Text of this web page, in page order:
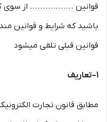
قوانین ................. از سوی
باشید که شرایط و قوانین
قوانین قبلی تلقی میشود
۱– تعاریف
مطابق قانون تجارت